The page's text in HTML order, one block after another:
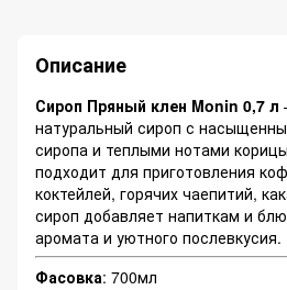
Описание
Сироп Пряный клен Monin 0,7 л
натуральный сироп с
сиропа и теплыми нотами
подходит для приготовления
коктейлей, горячих чаепитий,
сироп добавляет напиткам и
аромата и уютного послевкусия.
Фасовка: 700мл